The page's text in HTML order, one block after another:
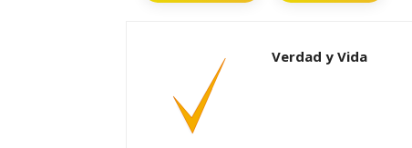
Verdad y Vida